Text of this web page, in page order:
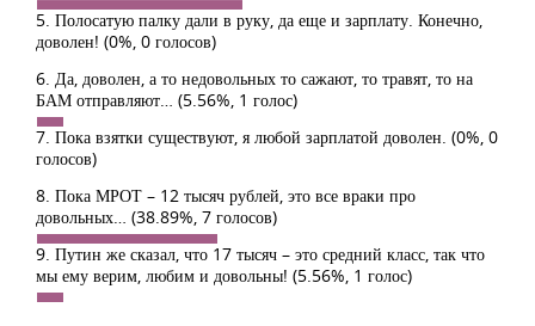
5. Полосатую палку дали в руку, да еще и зарплату. Конечно,
доволен! (0%, 0 голосов)
6. Да, доволен, а то недовольных то сажают, то травят, то на
БАМ отправляют… (5.56%, 1 голос)
7. Пока взятки существуют, я любой зарплатой доволен. (0%, 0
голосов)
8. Пока МРОТ – 12 тысяч рублей, это все враки про
довольных… (38.89%, 7 голосов)
9. Путин же сказал, что 17 тысяч – это средний класс, так что
мы ему верим, любим и довольны! (5.56%, 1 голос)